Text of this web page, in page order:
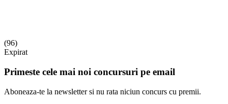
(96)
Expirat
Primeste cele mai noi concursuri pe email
Aboneaza-te la newsletter si nu rata niciun concurs cu premii.